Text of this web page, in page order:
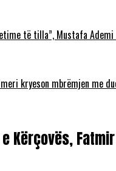
të tilla”, Mustafa
kryeson mbrëmjen me
Kërçovës,